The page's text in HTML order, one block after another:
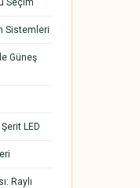
Seçim
Sistemleri
Güneş
LED
Raylı